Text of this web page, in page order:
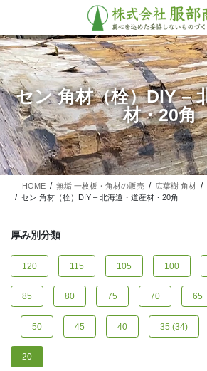
テ
ン
ツ
に
移
動
ゲ
ー
シ
ョ
ン
に
移
動
セン 角材（栓）DIY –
材・20角
HOME 無垢 一枚板・角材の販売 広葉樹 角材
セン 角材（栓）DIY – 北海道・道産材・20角
厚み別分類
120 115 105 100
85 80 75 70 65
50 45 40 35 (34)
20